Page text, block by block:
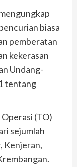
biasa
pemberatan
kekerasan
Undang-
tentang
(TO)
sejumlah
Kenjeran,